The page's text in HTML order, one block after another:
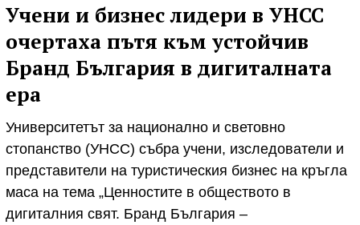
Учени и бизнес лидери в УНСС
очертаха пътя към устойчив
Бранд България в дигиталната
ера
Университетът за национално и световно
стопанство (УНСС) събра учени, изследователи и
представители на туристическия бизнес на кръгла
маса на тема „Ценностите в обществото в
дигиталния свят. Бранд България –